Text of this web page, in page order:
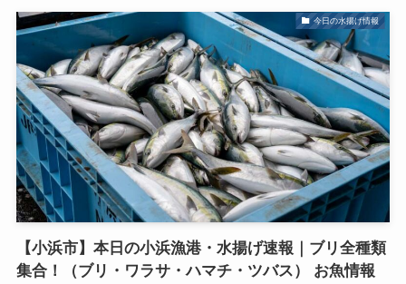
今日の水揚げ情報
【小浜市】本日の小浜漁港・水揚げ速報｜ブリ全種類
集合！（ブリ・ワラサ・ハマチ・ツバス） お魚情報